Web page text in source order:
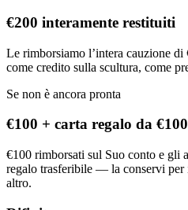
€200 interamente restituiti
Le rimborsiamo l’intera cauzione
come credito sulla scultura, come
Se non è ancora pronta
€100 + carta regalo da €100
€100 rimborsati sul Suo conto e gli
regalo trasferibile — la conservi per
altro.